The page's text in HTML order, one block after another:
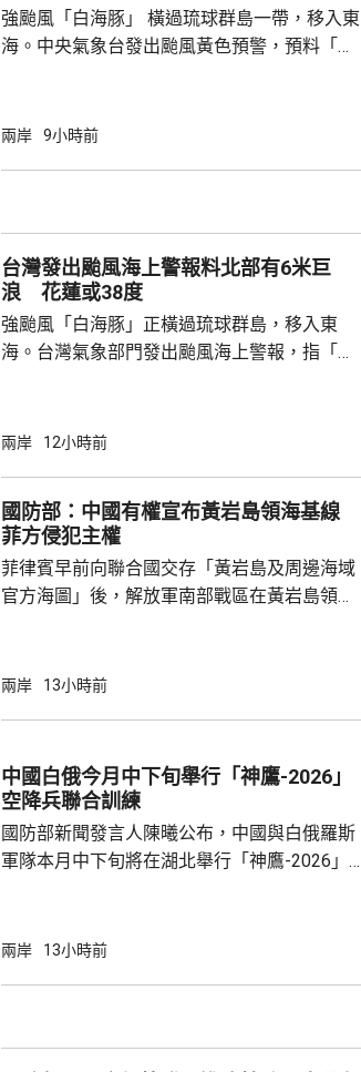
國...
強颱風「白海豚」 橫過琉球群島一帶，移入東
海。中央氣象台發出颱風黃色預警，預料「白
午及下午4時，提升防颱風應急響應至三級。
域避風，泉州以北19條客渡運航線已停航。
浙江省氣象台預料「白海豚」有較...
兩岸 9小時前
台灣發出颱風海上警報料北部有6米巨
浪 花蓮或38度
強颱風「白海豚」正橫過琉球群島，移入東
海。台灣氣象部門發出颱風海上警報，指「白
岸、蘭嶼、綠島、恆春半島及馬祖易有湧浪，
門又指，受颱風外圍環流沉降影響，台灣多地
天氣高溫炎熱，宜蘭縣及花蓮縣可能出現焚風
現象，花蓮縣可能出現攝氏38度高溫，台北
市...
兩岸 12小時前
國防部：中國有權宣布黃岩島領海基線
菲方侵犯主權
菲律賓早前向聯合國交存「黃岩島及周邊海域
官方海圖」後，解放軍南部戰區在黃岩島領
被菲方批評是非法行為。 國防部新聞發言人陳
據國際法宣布黃岩島領海基線的國家，譴責菲
方行徑嚴重侵犯中國領土主權，違反國際法與
國際關係基本準則，非法無效，而中方組織...
兩岸 13小時前
中國白俄今月中下旬舉行「神鷹-2026」
空降兵聯合訓練
國防部新聞發言人陳曦公布，中國與白俄羅斯
軍隊本月中下旬將在湖北舉行「神鷹-2026」
剿與固守等演練，是雙方第4次舉行有關系列
恐行動為背景的「雄鷹突擊-2024」陸軍聯合
兩岸 13小時前